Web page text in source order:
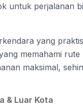
untuk perjalanan
yang
memahami
maksimal,
& Luar Kota